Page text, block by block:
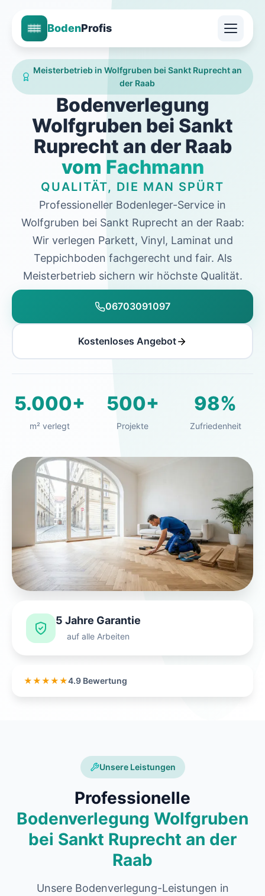
BodenProfis
Meisterbetrieb in Wolfgruben bei Sankt Ruprecht an
der Raab
Bodenverlegung
Wolfgruben bei Sankt
Ruprecht an der Raab
vom Fachmann
QUALITÄT, DIE MAN SPÜRT
Professioneller Bodenleger-Service in
Wolfgruben bei Sankt Ruprecht an der Raab:
Wir verlegen Parkett, Vinyl, Laminat und
Teppichboden fachgerecht und fair. Als
Meisterbetrieb sichern wir höchste Qualität.
06703091097
Kostenloses Angebot
5.000+
m² verlegt
500+
Projekte
98%
Zufriedenheit
5 Jahre Garantie
auf alle Arbeiten
★★★★★4.9 Bewertung
Unsere Leistungen
Professionelle
Bodenverlegung Wolfgruben
bei Sankt Ruprecht an der
Raab
Unsere Bodenverlegung-Leistungen in